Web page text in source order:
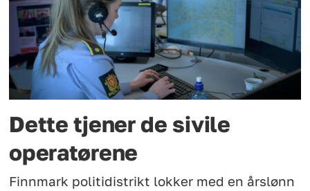
Dette tjener de sivile
operatørene
Finnmark politidistrikt lokker med en årslønn